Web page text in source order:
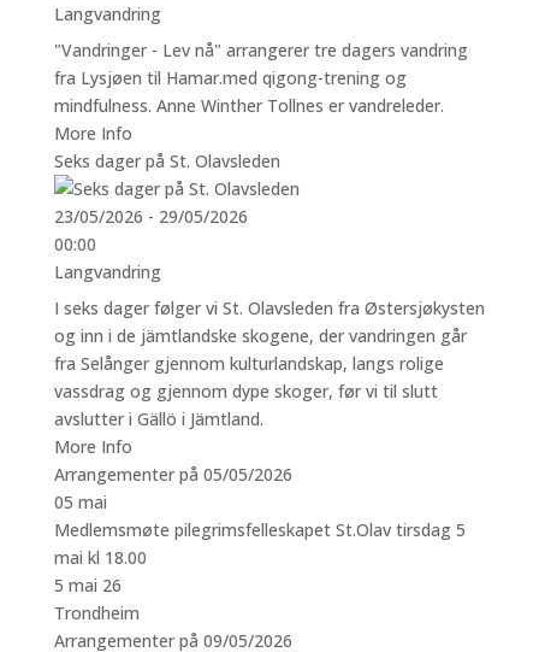
Langvandring
"Vandringer - Lev nå" arrangerer tre dagers vandring
fra Lysjøen til Hamar.med qigong-trening og
mindfulness. Anne Winther Tollnes er vandreleder.
More Info
Seks dager på St. Olavsleden
23/05/2026 - 29/05/2026
00:00
Langvandring
I seks dager følger vi St. Olavsleden fra Østersjøkysten
og inn i de jämtlandske skogene, der vandringen går
fra Selånger gjennom kulturlandskap, langs rolige
vassdrag og gjennom dype skoger, før vi til slutt
avslutter i Gällö i Jämtland.
More Info
Arrangementer på 05/05/2026
05 mai
Medlemsmøte pilegrimsfelleskapet St.Olav tirsdag 5
mai kl 18.00
5 mai 26
Trondheim
Arrangementer på 09/05/2026